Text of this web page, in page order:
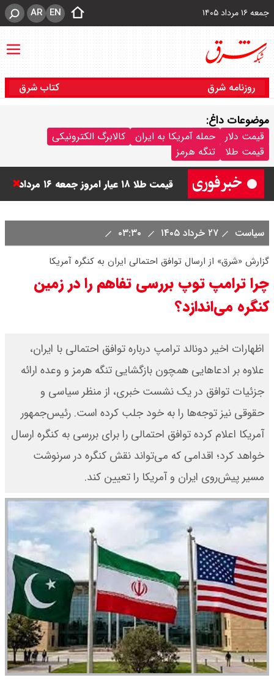
جمعه ۱۶ مرداد ۱۴۰۵ EN
AR
روزنامه شرق کتاب شرق
موضوعات داغ:
قیمت دلار حمله آمریکا به ایران
کالابرگ الکترونیکی
قیمت طلا
تنگه هرمز ۱۴۰۵/ صعود طلا ادامه‌دار شد
قیمت طلا ۱۸ عیار امروز جمعه ۱۶ مرداد
قیمت نفت امروز جمعه ۱۶ مرداد ۱۴۰۵
/ نفت صعودی شد + جدول
چرا معوقات بازنشستگان تامین
جزئیات عرضه اولیه احیا در فرابورس
اعلام شد
سیاست ۲۷ خرداد ۱۴۰۵
گزارش «شرق» از ارسال توافق احتمالی ایران به کنگره آمریکا‌
چرا ترامپ توپ بررسی تفاهم را در زمین
کنگره می‌اندازد؟
اظهارات اخیر دونالد ترامپ درباره توافق احتمالی با ایران،
علاوه بر ادعاهایی همچون بازگشایی تنگه هرمز و وعده ارائه
جزئیات توافق در یک نشست خبری، از منظر سیاسی و
حقوقی نیز توجه‌ها را به خود جلب کرده است. رئیس‌جمهور
آمریکا اعلام کرده‌ توافق احتمالی را برای بررسی به کنگره ارسال
خواهد کرد؛ اقدامی که می‌تواند نقش کنگره در سرنوشت
مسیر پیش‌روی ایران و آمریکا را تعیین کند.